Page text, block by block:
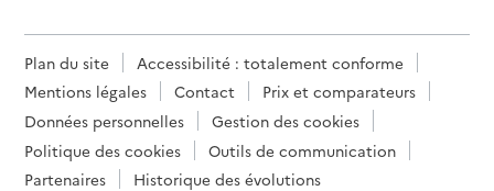
Plan du site
Accessibilité : totalement conforme
Mentions légales
Contact
Prix et comparateurs
Données personnelles
Gestion des cookies
Politique des cookies
Outils de communication
Partenaires
Historique des évolutions